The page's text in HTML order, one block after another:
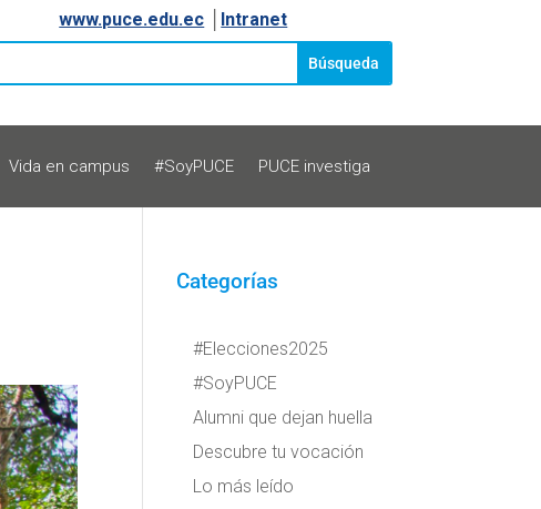
www.puce.edu.ec Intranet
Vida en campus #SoyPUCE PUCE investiga
Categorías
#Elecciones2025
#SoyPUCE
Alumni que dejan huella
Descubre tu vocación
Lo más leído